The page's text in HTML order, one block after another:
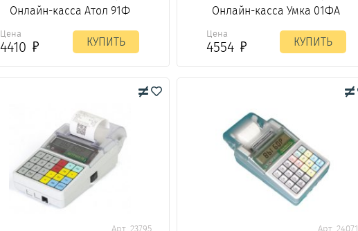
Онлайн-касса Атол 91Ф
Цена
4410 КУПИТЬ
Онлайн-касса Умка 01ФА
Цена
4554 КУПИТЬ
Арт. 23795 Арт. 24071